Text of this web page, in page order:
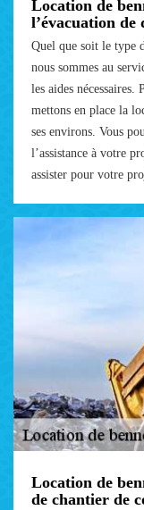
Location de
l’évacuation de
Quel que soit le type
nous sommes au
les aides nécessaires.
mettons en place la
ses environs. Vous
l’assistance à votre
assister pour votre
Location de
de chantier de